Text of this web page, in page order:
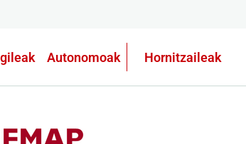
Autonomoak Hornitzaileak